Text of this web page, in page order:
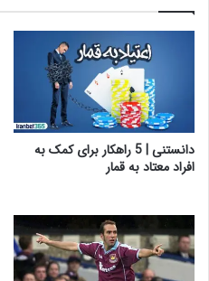
دانستنی | 5 راهکار برای کمک به
افراد معتاد به قمار